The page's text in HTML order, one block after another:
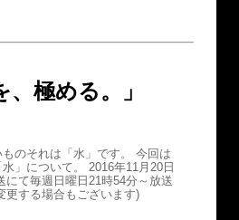
、極める。」
のそれは「水」です。 今回は
」について。 2016年11月20日
にて毎週日曜日21時54分～放送
更する場合もございます)